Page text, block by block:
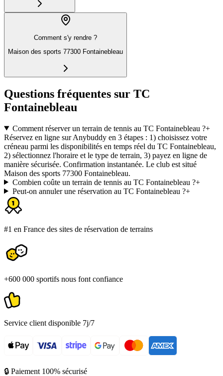
Comment s'y rendre ?
Maison des sports 77300 Fontainebleau
Questions fréquentes sur TC
Fontainebleau
Comment réserver un terrain de tennis au TC Fontainebleau ?+
Réservez en ligne sur Anybuddy en 3 étapes : 1) choisissez votre
créneau parmi les disponibilités en temps réel du TC Fontainebleau,
2) sélectionnez l'horaire et le type de terrain, 3) payez en ligne de
manière sécurisée. Confirmation instantanée. Le club est situé
Maison des sports 77300 Fontainebleau.
Combien coûte un terrain de tennis au TC Fontainebleau ?+
Peut-on annuler une réservation au TC Fontainebleau ?+
#1 en France des sites de réservation de terrains
+600 000 sportifs nous font confiance
Service client disponible 7j/7
🔒 Paiement 100% sécurisé